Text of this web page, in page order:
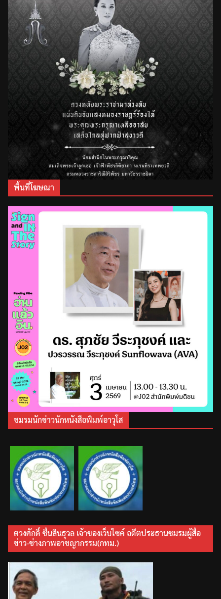
พื้นที่โฆษณา
ชมรมนักข่าวนักหนังสือพิมพ์อาวุโส
ตวงศักดิ์ ชื่นสินธุวล เจ้าของเว็บไซค์ อดีตประธานชมรมผู้สื่อ
ข่าว-ช่างภาพอาชญากรรม(กทม.)